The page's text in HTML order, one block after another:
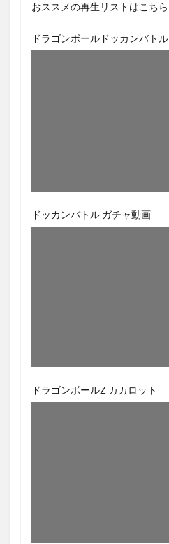
おススメの再生リストはこちら
ドラゴンボールドッカンバトル
ドッカンバトル ガチャ動画
ドラゴンボールZ カカロット